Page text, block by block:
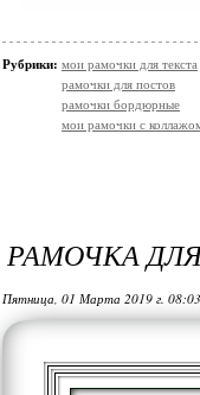
Рубрики: мои рамочки для текста
рамочки для постов
рамочки бордюрные
мои рамочки с
РАМОЧКА
Пятница, 01 Марта 2019 г.